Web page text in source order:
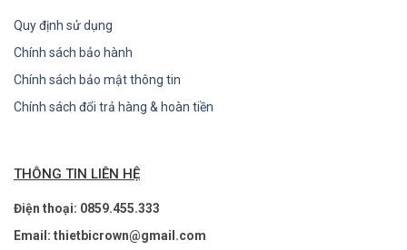
Quy định sử dụng
Chính sách bảo hành
Chính sách bảo mật thông tin
Chính sách đổi trả hàng & hoàn tiền
THÔNG TIN LIÊN HỆ
Điện thoại: 0859.455.333
Email: thietbicrown@gmail.com